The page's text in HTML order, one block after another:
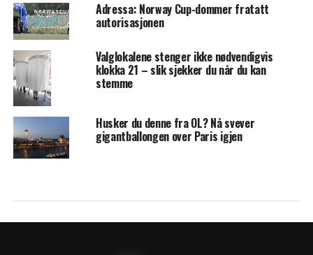
Adressa: Norway Cup-dommer fratatt
autorisasjonen
Valglokalene stenger ikke nødvendigvis
klokka 21 – slik sjekker du når du kan
stemme
Husker du denne fra OL? Nå svever
gigantballongen over Paris igjen